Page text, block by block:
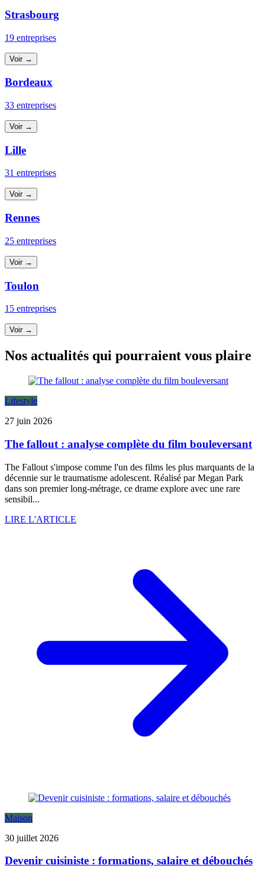
Strasbourg
19 entreprises
Voir →
Bordeaux
33 entreprises
Voir →
Lille
31 entreprises
Voir →
Rennes
25 entreprises
Voir →
Toulon
15 entreprises
Voir →
Nos actualités qui pourraient vous plaire
Lifestyle
27 juin 2026
The fallout : analyse complète du film bouleversant
The Fallout s'impose comme l'un des films les plus marquants de la
décennie sur le traumatisme adolescent. Réalisé par Megan Park
dans son premier long-métrage, ce drame explore avec une rare
sensibil...
LIRE L'ARTICLE
Maison
30 juillet 2026
Devenir cuisiniste : formations, salaire et débouchés